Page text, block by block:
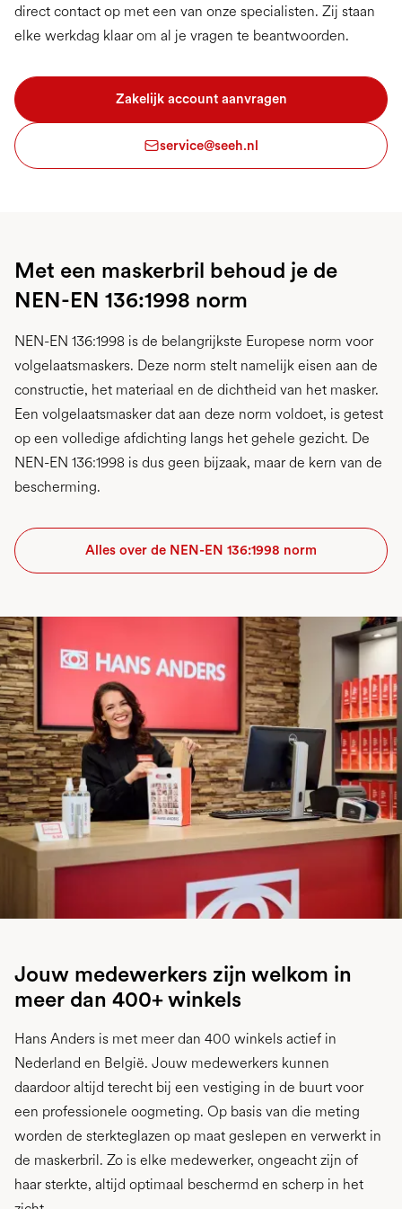
direct contact op met een van onze specialisten. Zij staan
elke werkdag klaar om al je vragen te beantwoorden.
Zakelijk account aanvragen
service@seeh.nl
Met een maskerbril behoud je de
NEN-EN 136:1998 norm
NEN-EN 136:1998 is de belangrijkste Europese norm voor
volgelaatsmaskers. Deze norm stelt namelijk eisen aan de
constructie, het materiaal en de dichtheid van het masker.
Een volgelaatsmasker dat aan deze norm voldoet, is getest
op een volledige afdichting langs het gehele gezicht. De
NEN-EN 136:1998 is dus geen bijzaak, maar de kern van de
bescherming.
Alles over de NEN-EN 136:1998 norm
Jouw medewerkers zijn welkom in
meer dan 400+ winkels
Hans Anders is met meer dan 400 winkels actief in
Nederland en België. Jouw medewerkers kunnen
daardoor altijd terecht bij een vestiging in de buurt voor
een professionele oogmeting. Op basis van die meting
worden de sterkteglazen op maat geslepen en verwerkt in
de maskerbril. Zo is elke medewerker, ongeacht zijn of
haar sterkte, altijd optimaal beschermd en scherp in het